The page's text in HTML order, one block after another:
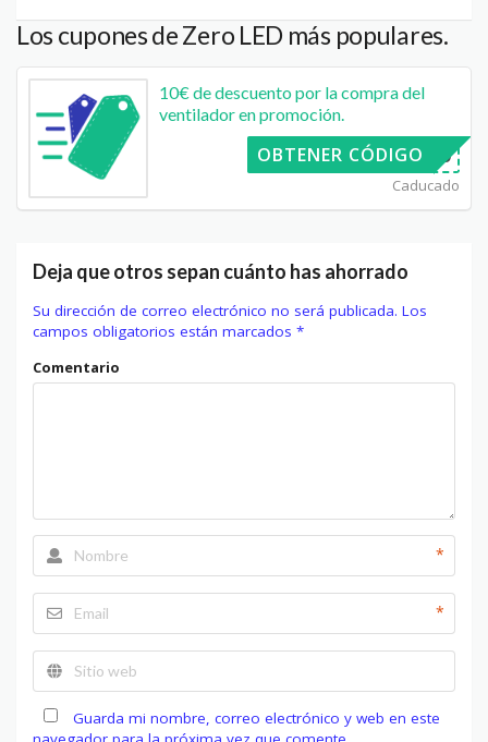
Los cupones de Zero LED más populares.
10€ de descuento por la compra del
ventilador en promoción.
ROVENT10
OBTENER CÓDIGO
Caducado
Deja que otros sepan cuánto has ahorrado
Su dirección de correo electrónico no será publicada. Los
campos obligatorios están marcados *
Comentario
*
*
Guarda mi nombre, correo electrónico y web en este